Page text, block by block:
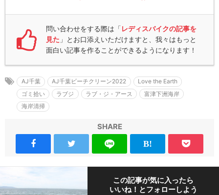
問い合わせをする際は「 レディスバイクの記事を
見た 」とお口添えいただけますと、我々はもっと
面白い記事を作ることができるようになります！
AJ千葉 AJ千葉ビーチクリーン2022
Love the Earth
ゴミ拾い
ラブジ ラブ・ジ・アース
富津下洲海岸
海岸清掃
SHARE
この記事が気に入ったら
いいね！とフォローしよう